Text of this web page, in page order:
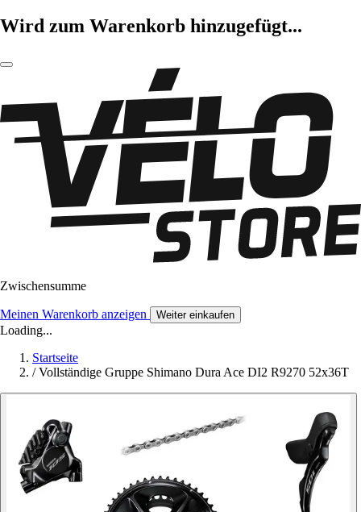
Wird zum Warenkorb hinzugefügt...
Zwischensumme
Meinen Warenkorb anzeigen Weiter einkaufen
Loading...
Startseite
/ Vollständige Gruppe Shimano Dura Ace DI2 R9270 52x36T